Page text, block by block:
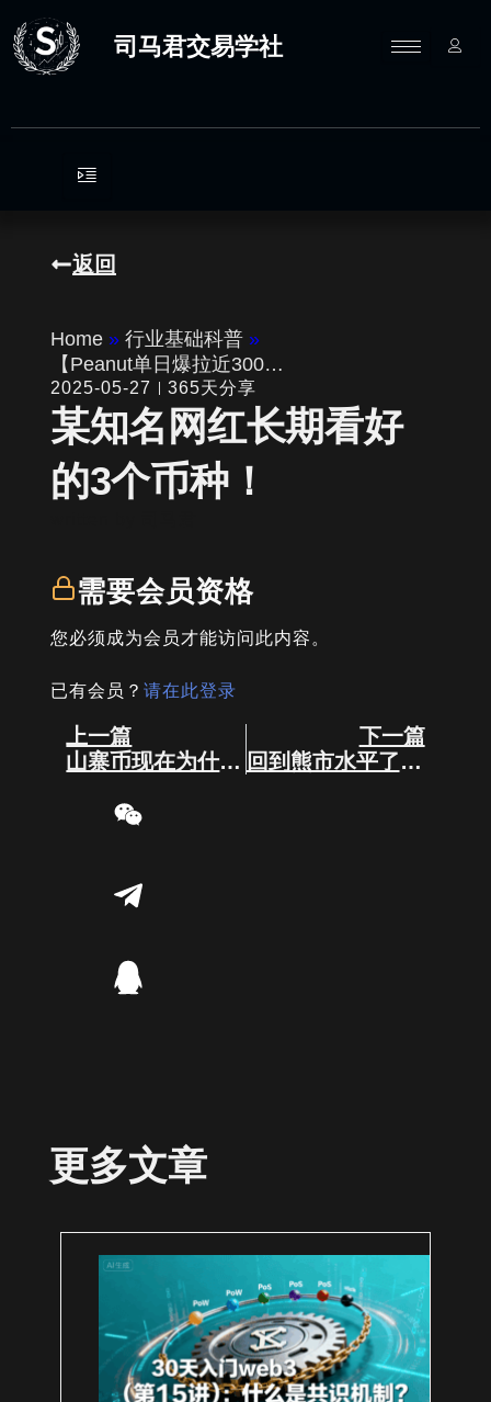
至
内
司马君交易学社
返回
Home » 行业基础科普 »
【Peanut单日爆拉近300…
2025-05-27 365天分享
某知名网红长期看好
的3个币种！
需要会员资格
您必须成为会员才能访问此内容。
已有会员？ 请在此登录
Prev
上一篇
山寨币现在为什么那么煎熬？
下一篇
回到熊市水平了，一图看懂接下来该如何选币！
更多文章